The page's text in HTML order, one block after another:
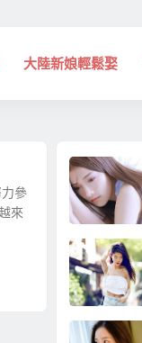
大陸新娘輕鬆娶
參
來